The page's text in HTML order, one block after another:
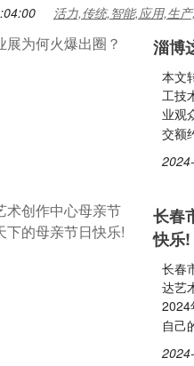
活力,传统,智能,应用,生
淄博
本文
工技
业观
交额
长春
快乐!
长春
达艺
2024
自己